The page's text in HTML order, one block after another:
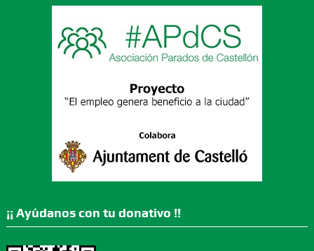
¡¡ Ayúdanos con tu donativo !!